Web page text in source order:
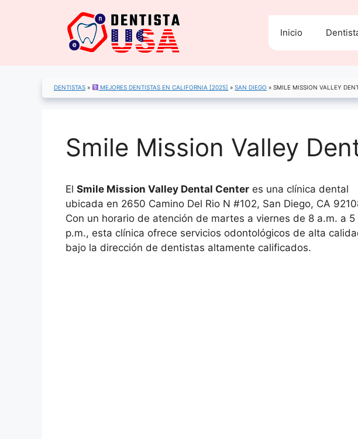
Inicio
DENTISTAS » MEJORES DENTISTAS EN CALIFORNIA [2025] »SAN DIEGO »SMILE MISSION VALLEY
Smile Mission Valley
El Smile Mission Valley Dental Center es una clínica dental
ubicada en 2650 Camino Del Rio N #102, San Diego, CA
Con un horario de atención de martes a viernes de 8 a.m. a 5
p.m., esta clínica ofrece servicios odontológicos de alta
bajo la dirección de dentistas altamente calificados.